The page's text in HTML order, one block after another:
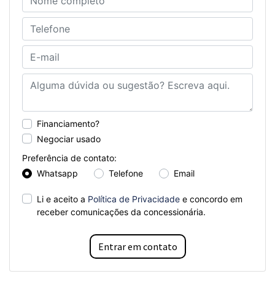
Financiamento?
Negociar usado
Preferência de contato:
Whatsapp
Telefone Email
Li e aceito a Política de Privacidade e concordo em
receber comunicações da concessionária.
Entrar em contato